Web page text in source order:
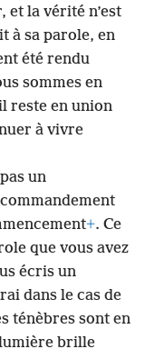
et la vérité n’est
à sa parole, en
été rendu
sommes en
reste en union
à vivre
un
+. Ce
que vous avez
écris un
dans le cas de
ténèbres sont en
brille